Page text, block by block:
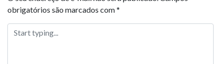
obrigatórios são marcados com*